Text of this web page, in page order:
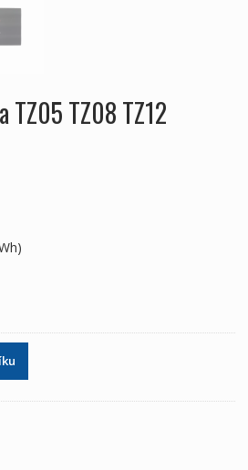
TZ05 TZ08 TZ12